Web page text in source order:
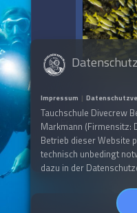
Entdecke
Datenschutz
Impressum |
Tauchschule Divecrew
Markmann (Firmensitz:
Betrieb dieser Website
technisch unbedingt
dazu in der